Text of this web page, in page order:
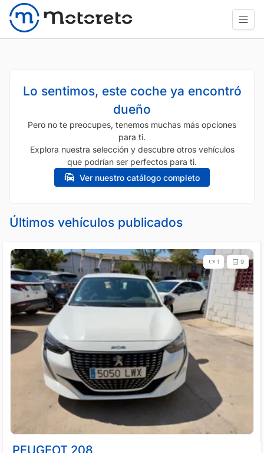
Lo sentimos, este coche ya encontró
dueño
Pero no te preocupes, tenemos muchas más opciones
para ti.
Explora nuestra selección y descubre otros vehículos
que podrían ser perfectos para ti.
Ver nuestro catálogo completo
Últimos vehículos publicados
9
1
PEUGEOT 208